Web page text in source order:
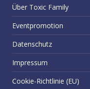
Über Toxic Family
Eventpromotion
Datenschutz
Impressum
Cookie-Richtlinie (EU)